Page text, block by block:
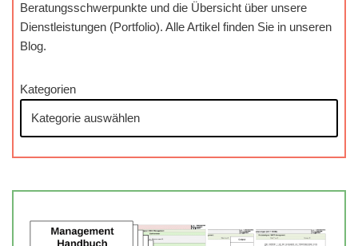
Beratungsschwerpunkte und die Übersicht über unsere
Dienstleistungen (Portfolio). Alle Artikel finden Sie in unseren
Blog.
Kategorien